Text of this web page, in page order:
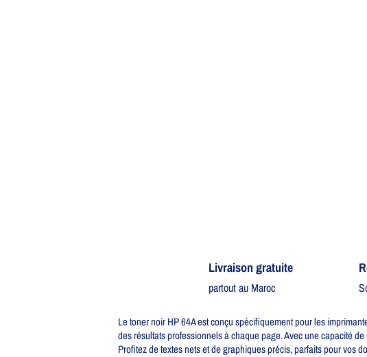
Livraison gratuite​
partout au Maroc
Le toner noir HP 64A est conçu spécifiquement pour les
des résultats professionnels à chaque page. Avec une capacité
Profitez de textes nets et de graphiques précis, parfaits pour vos